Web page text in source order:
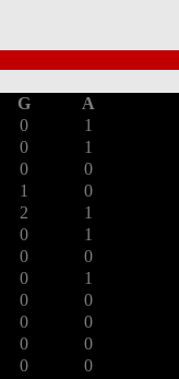
G A
0 1
0 1
0 0
1 0
2 1
0 1
0 0
0 1
0 0
0 0
0 0
0 0